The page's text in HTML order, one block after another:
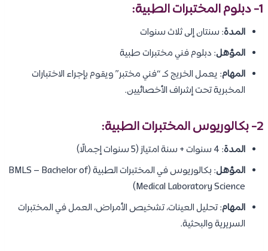
1- دبلوم المختبرات الطبية:
المدة: سنتان إلى ثلاث سنوات
المؤهل: دبلوم فني مختبرات طبية
المهام: يعمل الخريج كـ “فني مختبر” ويقوم بإجراء الاختبارات
المخبرية تحت إشراف الأخصائيين.
2- بكالوريوس المختبرات الطبية:
المدة: 4 سنوات + سنة امتياز (5 سنوات إجمالًا)
المؤهل
: بكالوريوس في المختبرات الطبية (BMLS – Bachelor of
Medical Laboratory Science)
المهام: تحليل العينات، تشخيص الأمراض، العمل في المختبرات
السريرية والبحثية.